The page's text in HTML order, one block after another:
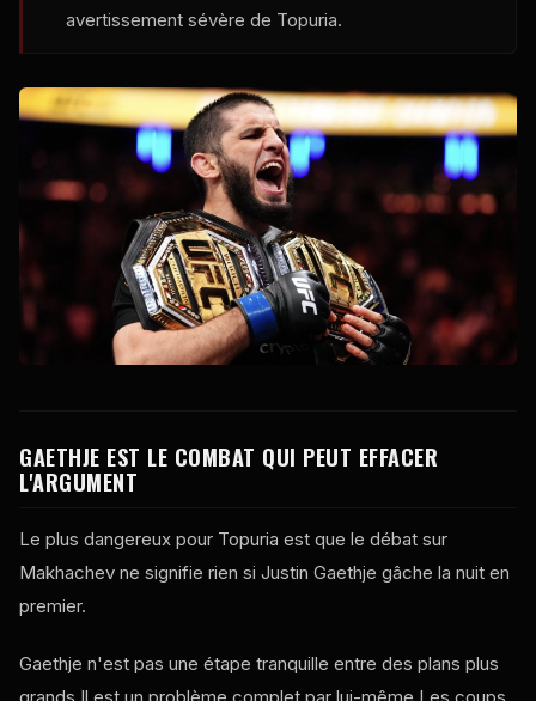
avertissement sévère de Topuria.
GAETHJE EST LE COMBAT QUI PEUT EFFACER
L'ARGUMENT
Le plus dangereux pour Topuria est que le débat sur
Makhachev ne signifie rien si Justin Gaethje gâche la nuit en
premier.
Gaethje n'est pas une étape tranquille entre des plans plus
grands Il est un problème complet par lui-même Les coups